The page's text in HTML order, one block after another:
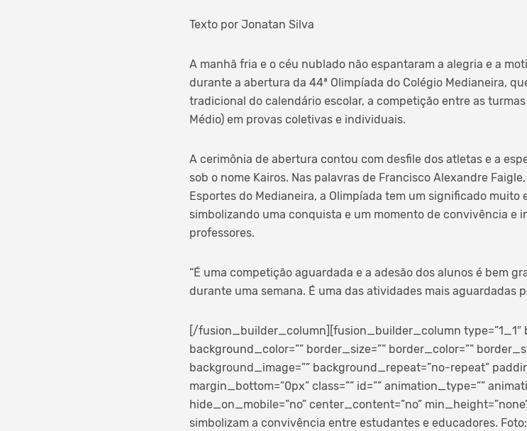
Texto por Jonatan Silva
A manhã fria e o céu nublado não espantaram a alegria e a
durante a abertura da 44ª Olimpíada do Colégio Medianeira,
tradicional do calendário escolar, a competição entre as turmas
Médio) em provas coletivas e individuais.
A cerimônia de abertura contou com desfile dos atletas e a
sob o nome Kairos. Nas palavras de Francisco Alexandre
Esportes do Medianeira, a Olimpíada tem um significado
simbolizando uma conquista e um momento de convivência e
professores.
“É uma competição aguardada e a adesão dos alunos é bem
durante uma semana. É uma das atividades mais aguardadas
[/fusion_builder_column][fusion_builder_column type=”1_1″
background_color=”” border_size=”” border_color=””
background_image=”” background_repeat=”no-repeat”
margin_bottom=”0px” class=”” id=”” animation_type=””
hide_on_mobile=”no” center_content=”no”
simbolizam a convivência entre estudantes e educadores.